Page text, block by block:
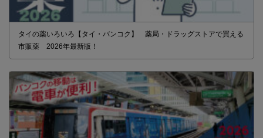
タイの薬いろいろ【タイ・バンコク】 薬局・ドラッグストアで買える
市販薬 2026年最新版！